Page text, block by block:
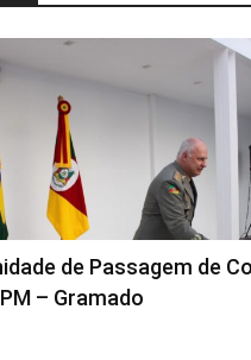
de Passagem de
– Gramado